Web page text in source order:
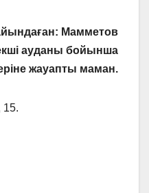
Мамметов
ауданы бойынша
жауапты маман.
15.